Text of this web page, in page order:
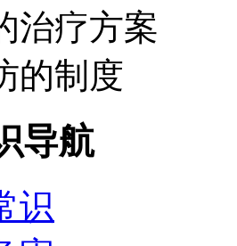
治疗方案
的制度
导航
识